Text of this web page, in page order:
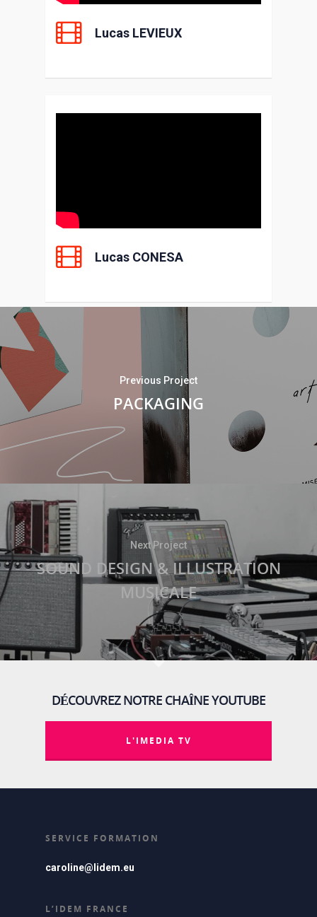
Lucas LEVIEUX
Lucas CONESA
Previous Project
PACKAGING
Next Project
SOUND DESIGN & ILLUSTRATION
MUSICALE
DÉCOUVREZ NOTRE CHAÎNE YOUTUBE
L'IMEDIA TV
SERVICE FORMATION
caroline@lidem.eu
L’IDEM FRANCE